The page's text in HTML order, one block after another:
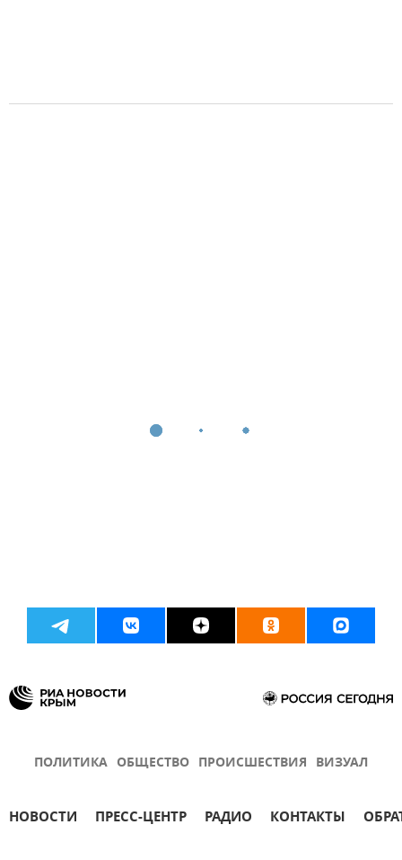
ПОЛИТИКА ОБЩЕСТВО ПРОИСШЕСТВИЯ ВИЗУАЛ
НОВОСТИ ПРЕСС-ЦЕНТР РАДИО КОНТАКТЫ